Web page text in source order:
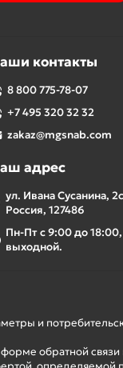
контакты
8 800 775-78-07
+7 495 320 32 32
zakaz@mgsnab.com
адрес
ул. Ивана Сусанина,
Россия, 127486
Пн-Пт с 9:00 до
выходной.
и
обратной связи